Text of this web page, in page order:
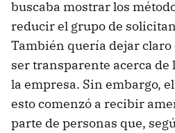
buscaba mostrar los
reducir el grupo de
También quería dejar claro
ser transparente acerca de
la empresa. Sin embargo,
esto comenzó a recibir
parte de personas que,